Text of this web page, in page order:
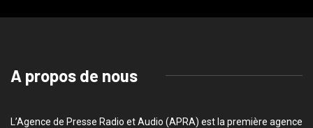
A propos de nous
L’Agence de Presse Radio et Audio (APRA) est la première agence